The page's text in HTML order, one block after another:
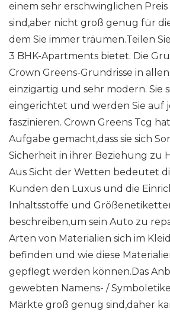
einem sehr erschwinglichen
sind,aber nicht groß genug für
dem Sie immer träumen.Teilen
3 BHK-Apartments bietet. Die
Crown Greens-Grundrisse in
einzigartig und sehr modern. Sie
eingerichtet und werden Sie auf
faszinieren. Crown Greens Tcg
Aufgabe gemacht,dass sie sich
Sicherheit in ihrer Beziehung zu
Aus Sicht der Wetten bedeutet
Kunden den Luxus und die
Inhaltsstoffe und
beschreiben,um sein Auto zu
Arten von Materialien sich im
befinden und wie diese
gepflegt werden können.Das
gewebten Namens- /
Märkte groß genug sind,daher